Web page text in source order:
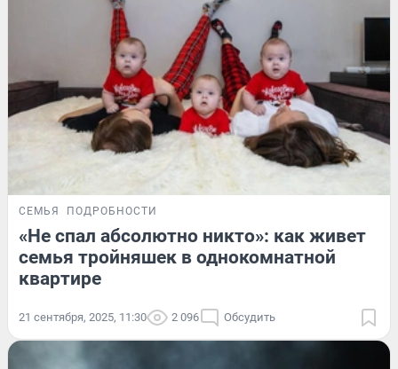
СЕМЬЯ ПОДРОБНОСТИ
«Не спал абсолютно никто»: как живет
семья тройняшек в однокомнатной
квартире
21 сентября, 2025, 11:30 2 096 Обсудить